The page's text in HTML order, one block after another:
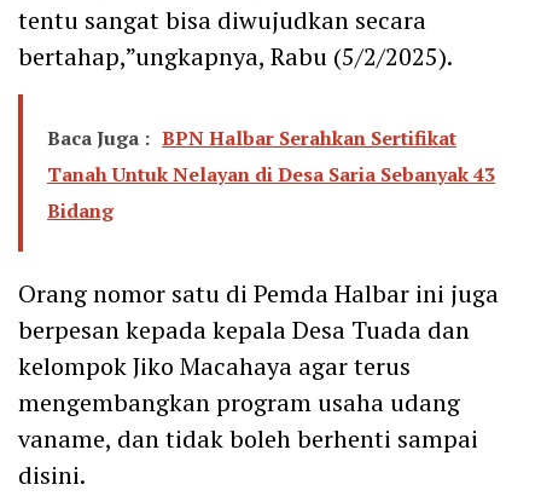
tentu sangat bisa diwujudkan secara
bertahap,”ungkapnya, Rabu (5/2/2025).
Baca Juga : BPN Halbar Serahkan Sertifikat
Tanah Untuk Nelayan di Desa Saria Sebanyak 43
Bidang
Orang nomor satu di Pemda Halbar ini juga
berpesan kepada kepala Desa Tuada dan
kelompok Jiko Macahaya agar terus
mengembangkan program usaha udang
vaname, dan tidak boleh berhenti sampai
disini.